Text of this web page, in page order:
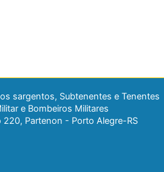
sargentos, Subtenentes e Tenentes
e Bombeiros Militares
220, Partenon - Porto Alegre-RS